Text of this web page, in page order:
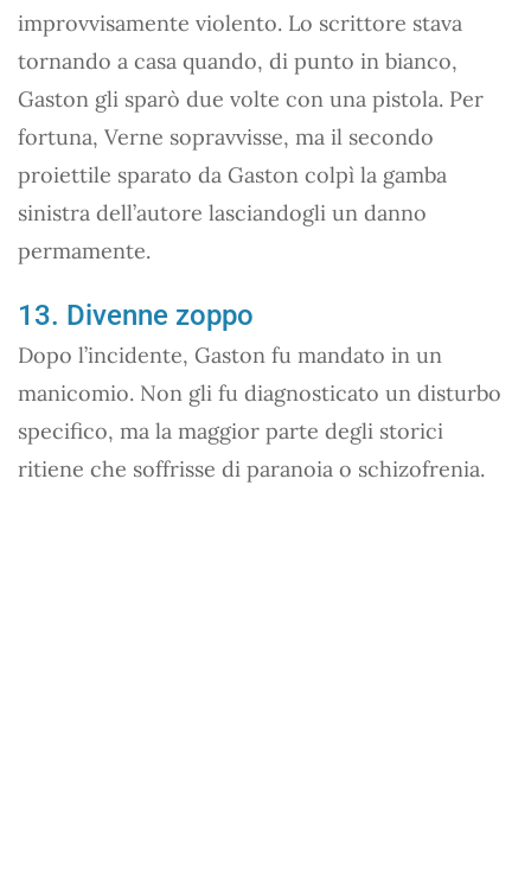
improvvisamente violento. Lo scrittore stava
tornando a casa quando, di punto in bianco,
Gaston gli sparò due volte con una pistola. Per
fortuna, Verne sopravvisse, ma il secondo
proiettile sparato da Gaston colpì la gamba
sinistra dell’autore lasciandogli un danno
permamente.
13. Divenne zoppo
Dopo l’incidente, Gaston fu mandato in un
manicomio. Non gli fu diagnosticato un disturbo
specifico, ma la maggior parte degli storici
ritiene che soffrisse di paranoia o schizofrenia.